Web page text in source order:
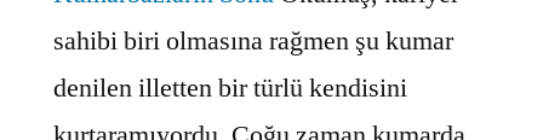
sahibi biri olmasına rağmen şu kumar
denilen illetten bir türlü kendisini